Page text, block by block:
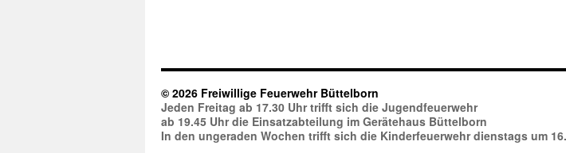
© 2026 Freiwillige Feuerwehr Büttelborn
Jeden Freitag ab 17.30 Uhr trifft sich die Jugendfeuerwehr
ab 19.45 Uhr die Einsatzabteilung im Gerätehaus Büttelborn
In den ungeraden Wochen trifft sich die Kinderfeuerwehr dienstags um